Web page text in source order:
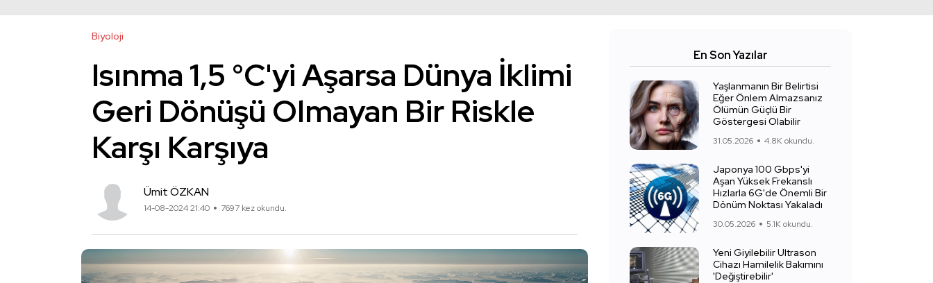
Biyoloji
Isınma 1,5 °C'yi Aşarsa Dünya İklimi
Geri Dönüşü Olmayan Bir Riskle
Karşı Karşıya
Ümit ÖZKAN
14-08-2024 21:40 7697 kez okundu.
En Son Yazılar
Yaşlanmanın Bir Belirtisi
Eğer Önlem Almazsanız
Ölümün Güçlü Bir
Göstergesi Olabilir
31.05.2026 4.8K okundu.
Japonya 100 Gbps'yi
Aşan Yüksek Frekanslı
Hızlarla 6G'de Önemli Bir
Dönüm Noktası Yakaladı
30.05.2026 5.1K okundu.
Yeni Giyilebilir Ultrason
Cihazı Hamilelik Bakımını
'Değiştirebilir'